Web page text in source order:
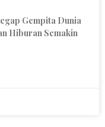
Gempita Dunia
Hiburan Semakin